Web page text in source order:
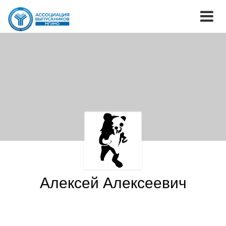
Алексей Алексеевич